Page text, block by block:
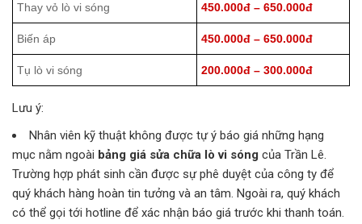
Thay vỏ lò vi sóng 450.000đ – 650.000đ
Biến áp 450.000đ – 650.000đ
Tụ lò vi sóng 200.000đ – 300.000đ
Lưu ý:
Nhân viên kỹ thuật không được tự ý báo giá những hạng
mục nằm ngoài bảng giá sửa chữa lò vi sóng của Trần Lê.
Trường hợp phát sinh cần được sự phê duyệt của công ty để
quý khách hàng hoàn tin tưởng và an tâm. Ngoài ra, quý khách
có thể gọi tới hotline để xác nhận báo giá trước khi thanh toán.